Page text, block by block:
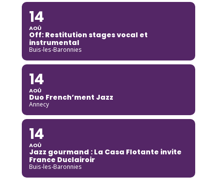
14
AOÛ
Off: Restitution stages vocal et
instrumental
Buis-les-Baronnies
14
AOÛ
Duo French’ment Jazz
Annecy
14
AOÛ
Jazz gourmand : La Casa Flotante invite
France Duclairoir
Buis-les-Baronnies